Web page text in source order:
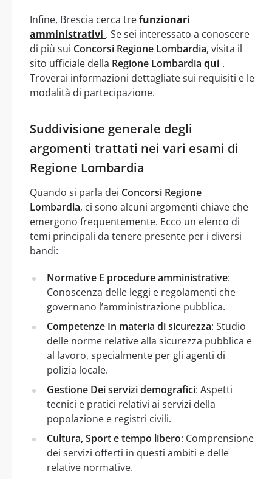
Infine, Brescia cerca trefunzionari
amministrativi . Se sei interessato a conoscere
di più sui Concorsi Regione Lombardia, visita il
sito ufficiale della Regione Lombardia qui .
Troverai informazioni dettagliate sui requisiti e le
modalità di partecipazione.
Suddivisione generale degli
argomenti trattati nei vari esami di
Regione Lombardia
Quando si parla dei Concorsi Regione
Lombardia, ci sono alcuni argomenti chiave che
emergono frequentemente. Ecco un elenco di
temi principali da tenere presente per i diversi
bandi:
Normative E procedure amministrative:
Conoscenza delle leggi e regolamenti che
governano l’amministrazione pubblica.
Competenze In materia di sicurezza: Studio
delle norme relative alla sicurezza pubblica e
al lavoro, specialmente per gli agenti di
polizia locale.
Gestione Dei servizi demografici: Aspetti
tecnici e pratici relativi ai servizi della
popolazione e registri civili.
Cultura, Sport e tempo libero: Comprensione
dei servizi offerti in questi ambiti e delle
relative normative.